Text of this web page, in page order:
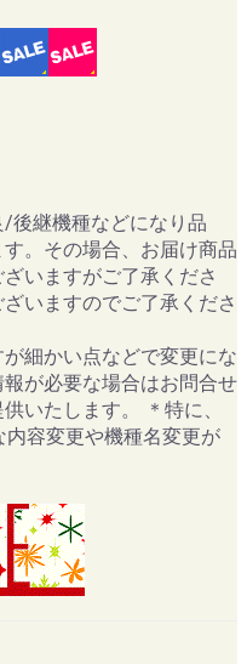
/後継機種などになり品
。その場合、お届け商品
いますがご了承くださ
いますのでご了承くださ
細かい点などで変更にな
が必要な場合はお問合せ
いたします。 ＊特に、
容変更や機種名変更が